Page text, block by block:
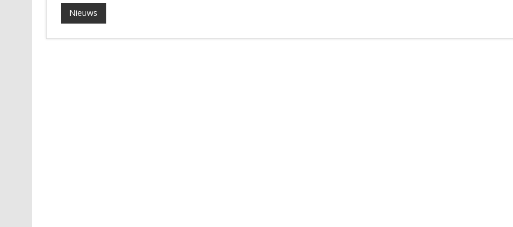
Nieuws